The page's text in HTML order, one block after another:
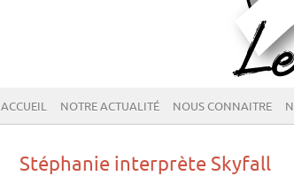
ACCUEIL NOTRE ACTUALITÉ NOUS CONNAITRE
Stéphanie interprète Skyfall